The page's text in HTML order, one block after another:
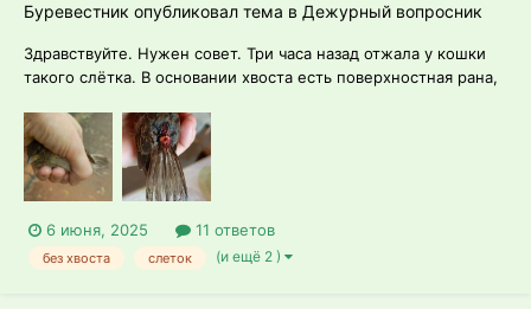
Буревестник опубликовал тема в Дежурный вопросник
Здравствуйте. Нужен совет. Три часа назад отжала у кошки
такого слётка. В основании хвоста есть поверхностная рана,
несколько перьев. Сломанные и слипшиеся перья
обстрижены, рана обработана хлоргексидином,
стрептоцидом. Активный, удирае...
6 июня, 2025 11 ответов
без хвоста слеток (и ещё 2 )